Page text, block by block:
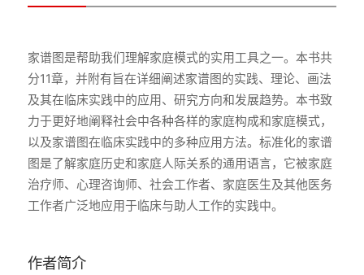
家谱图是帮助我们理解家庭模式的实用工具之一。本书共
分11章，并附有旨在详细阐述家谱图的实践、理论、画法
及其在临床实践中的应用、研究方向和发展趋势。本书致
力于更好地阐释社会中各种各样的家庭构成和家庭模式，
以及家谱图在临床实践中的多种应用方法。标准化的家谱
图是了解家庭历史和家庭人际关系的通用语言，它被家庭
治疗师、心理咨询师、社会工作者、家庭医生及其他医务
作者简介